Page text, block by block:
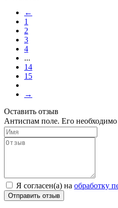
←
1
2
3
4
...
14
15
→
Оставить отзыв
Антиспам поле. Его необходимо
Я согласен(а) на обработку